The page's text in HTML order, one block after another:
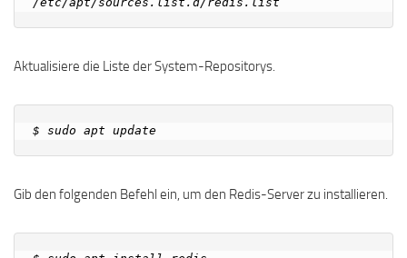
Aktualisiere die Liste der System-Repositorys.
Gib den folgenden Befehl ein, um den Redis-Server zu installieren.